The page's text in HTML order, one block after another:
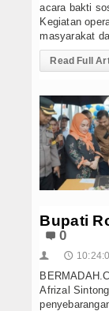
acara bakti
Kegiatan
masyarakat
Read Full
Bupati
0
👤 🕔
Afrizal